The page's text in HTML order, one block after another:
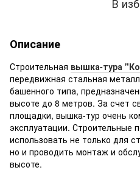
Описание
Строительная вышка-тура
передвижная стальная
башенного типа,
высоте до 8 метров. За счет
площадки, вышка-тур очень
эксплуатации. Строительные
использовать не только для
но и проводить монтаж и
высоте.